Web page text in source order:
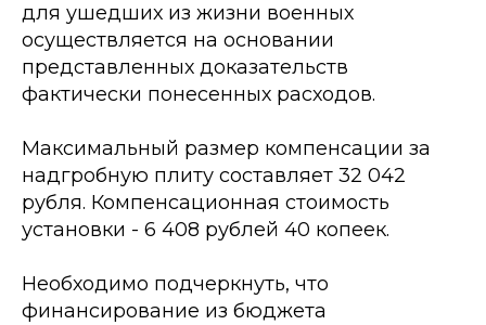
для ушедших из жизни военных
осуществляется на основании
представленных доказательств
фактически понесенных расходов.
Максимальный размер компенсации за
надгробную плиту составляет 32 042
рубля. Компенсационная стоимость
установки - 6 408 рублей 40 копеек.
Необходимо подчеркнуть, что
финансирование из бюджета